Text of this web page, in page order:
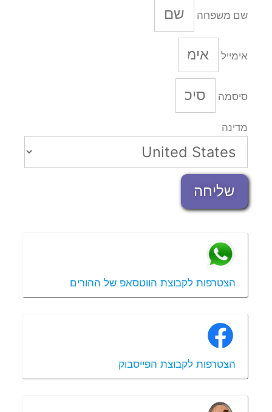
שם משפחה
אימייל
סיסמה
מדינה
שליחה
הצטרפות לקבוצת הווטסאפ של ההורים
הצטרפות לקבוצת הפייסבוק